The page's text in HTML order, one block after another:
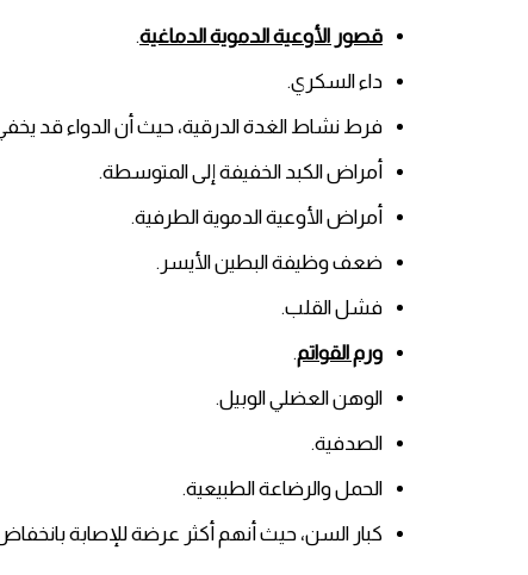
قصور الأوعية الدموية الدماغية.
داء السكري.
فرط نشاط الغدة الدرقية، حيث أن الدواء قد
أمراض الكبد الخفيفة إلى المتوسطة.
أمراض الأوعية الدموية الطرفية.
ضعف وظيفة البطين الأيسر.
فشل القلب.
ورم القواتم.
الوهن العضلي الوبيل.
الصدفية.
الحمل والرضاعة الطبيعية.
كبار السن، حيث أنهم أكثر عرضة للإصابة